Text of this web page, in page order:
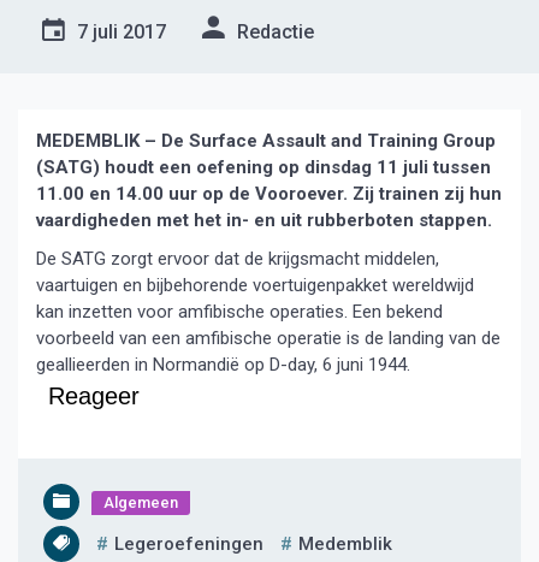
7 juli 2017 Redactie
MEDEMBLIK – De Surface Assault and Training Group
(SATG) houdt een oefening op dinsdag 11 juli tussen
11.00 en 14.00 uur op de Vooroever. Zij trainen zij hun
vaardigheden met het in- en uit rubberboten stappen.
De SATG zorgt ervoor dat de krijgsmacht middelen,
vaartuigen en bijbehorende voertuigenpakket wereldwijd
kan inzetten voor amfibische operaties. Een bekend
voorbeeld van een amfibische operatie is de landing van de
geallieerden in Normandië op D-day, 6 juni 1944.
Reageer
Algemeen
Legeroefeningen
Medemblik